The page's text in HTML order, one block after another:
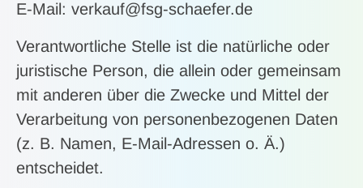
E-Mail: verkauf@fsg-schaefer.de
Verantwortliche Stelle ist die natürliche oder
juristische Person, die allein oder gemeinsam
mit anderen über die Zwecke und Mittel der
Verarbeitung von personenbezogenen Daten
(z. B. Namen, E-Mail-Adressen o. Ä.)
entscheidet.